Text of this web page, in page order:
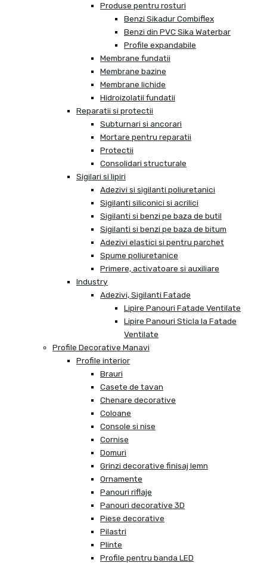
Produse pentru rosturi
Benzi Sikadur Combiflex
Benzi din PVC Sika Waterbar
Profile expandabile
Membrane fundatii
Membrane bazine
Membrane lichide
Hidroizolatii fundatii
Reparatii si protectii
Subturnari si ancorari
Mortare pentru reparatii
Protectii
Consolidari structurale
Sigilari si lipiri
Adezivi si sigilanti poliuretanici
Sigilanti siliconici si acrilici
Sigilanti si benzi pe baza de butil
Sigilanti si benzi pe baza de bitum
Adezivi elastici si pentru parchet
Spume poliuretanice
Primere, activatoare si auxiliare
Industry
Adezivi, Sigilanti Fatade
Lipire Panouri Fatade Ventilate
Lipire Panouri Sticla la Fatade
Ventilate
Profile Decorative Manavi
Profile interior
Brauri
Casete de tavan
Chenare decorative
Coloane
Console si nise
Cornise
Domuri
Grinzi decorative finisaj lemn
Ornamente
Panouri riflaje
Panouri decorative 3D
Piese decorative
Pilastri
Plinte
Profile pentru banda LED